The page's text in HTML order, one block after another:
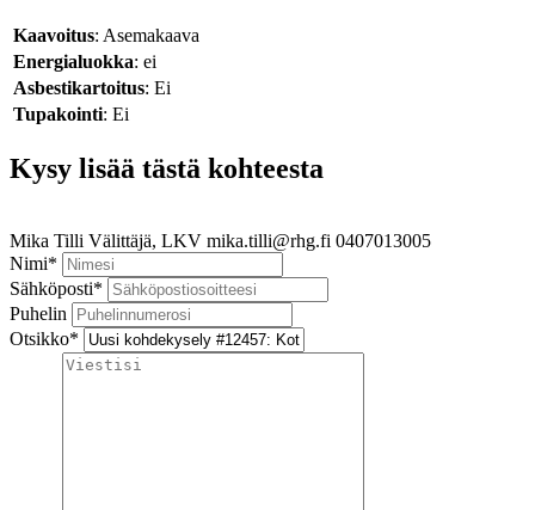
Kaavoitus: Asemakaava
Energialuokka: ei
Asbestikartoitus: Ei
Tupakointi: Ei
Kysy lisää tästä kohteesta
Mika Tilli Välittäjä, LKV mika.tilli@rhg.fi 0407013005
Nimi*
Sähköposti*
Puhelin
Otsikko*